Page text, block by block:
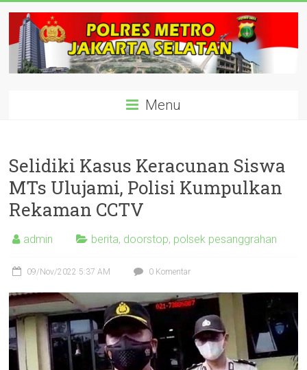
content
polisijaksel Menu
Selidiki Kasus Keracunan Siswa
MTs Ulujami, Polisi Kumpulkan
Rekaman CCTV
admin berita, doorstop, polsek pesanggrahan
09/Nov/2022 5:37 AM 0 Komentar